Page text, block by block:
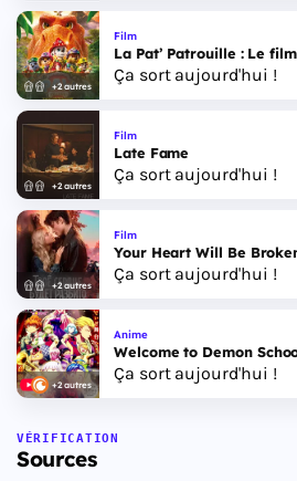
+2 autres
Film
La Pat’ Patrouille : Le
Ça sort aujourd'hui !
+2 autres
Film
Late Fame
Ça sort aujourd'hui !
+2 autres
Film
Your Heart Will Be
Ça sort aujourd'hui !
+2 autres
Anime
Welcome to Demon
Ça sort aujourd'hui !
VÉRIFICATION
Sources